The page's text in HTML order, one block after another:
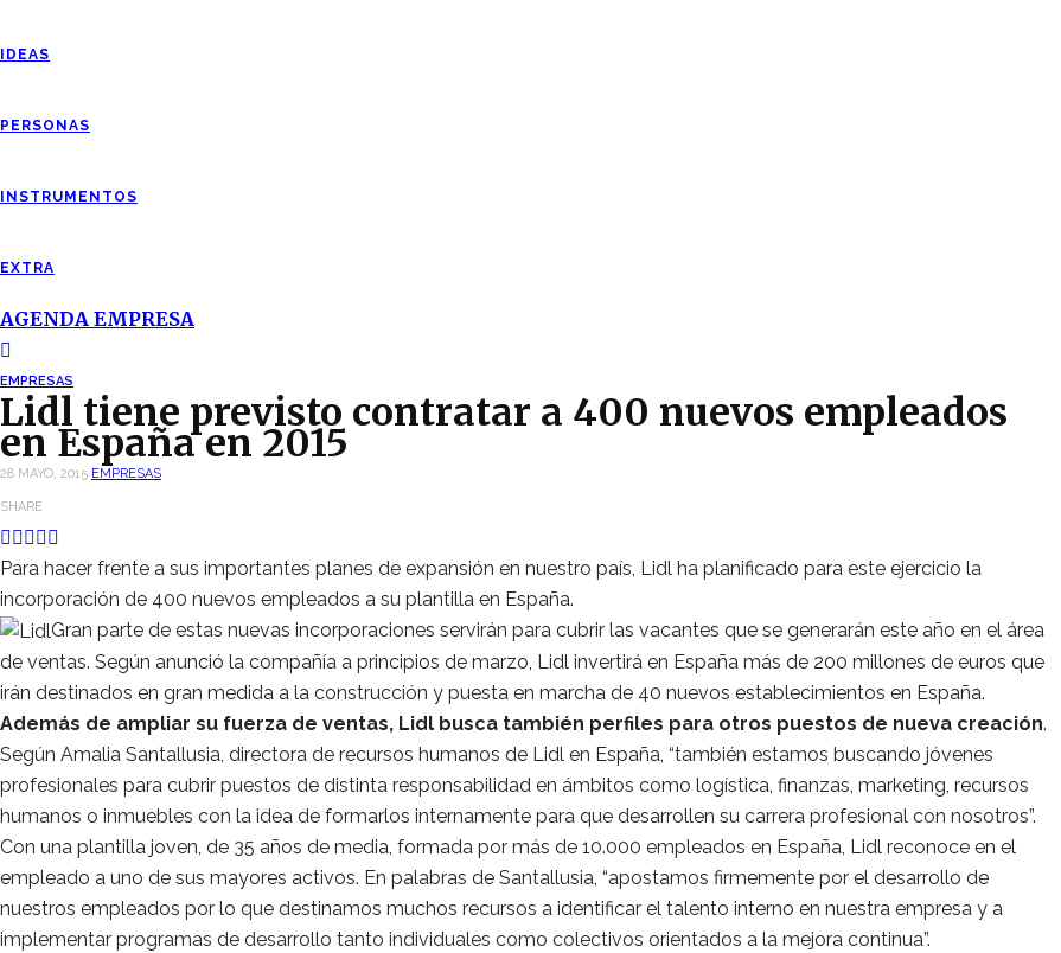
IDEAS
PERSONAS
INSTRUMENTOS
EXTRA
AGENDA EMPRESA
EMPRESAS
Lidl tiene previsto contratar a 400 nuevos empleados
en España en 2015
28 MAYO, 2015 EMPRESAS
SHARE
Para hacer frente a sus importantes planes de expansión en nuestro país, Lidl ha planificado para este ejercicio la
incorporación de 400 nuevos empleados a su plantilla en España.
Gran parte de estas nuevas incorporaciones servirán para cubrir las vacantes que se generarán este año en el área
de ventas. Según anunció la compañía a principios de marzo, Lidl invertirá en España más de 200 millones de euros que
irán destinados en gran medida a la construcción y puesta en marcha de 40 nuevos establecimientos en España.
Además de ampliar su fuerza de ventas, Lidl busca también perfiles para otros puestos de nueva creación.
Según Amalia Santallusia, directora de recursos humanos de Lidl en España, “también estamos buscando jóvenes
profesionales para cubrir puestos de distinta responsabilidad en ámbitos como logística, finanzas, marketing, recursos
humanos o inmuebles con la idea de formarlos internamente para que desarrollen su carrera profesional con nosotros”.
Con una plantilla joven, de 35 años de media, formada por más de 10.000 empleados en España, Lidl reconoce en el
empleado a uno de sus mayores activos. En palabras de Santallusia, “apostamos firmemente por el desarrollo de
nuestros empleados por lo que destinamos muchos recursos a identificar el talento interno en nuestra empresa y a
implementar programas de desarrollo tanto individuales como colectivos orientados a la mejora continua”.